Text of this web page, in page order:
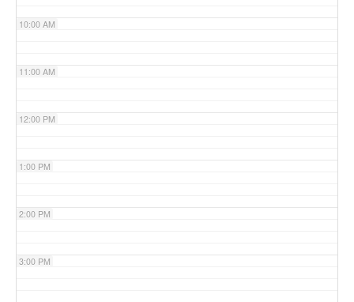
10:00 AM
11:00 AM
12:00 PM
1:00 PM
2:00 PM
3:00 PM